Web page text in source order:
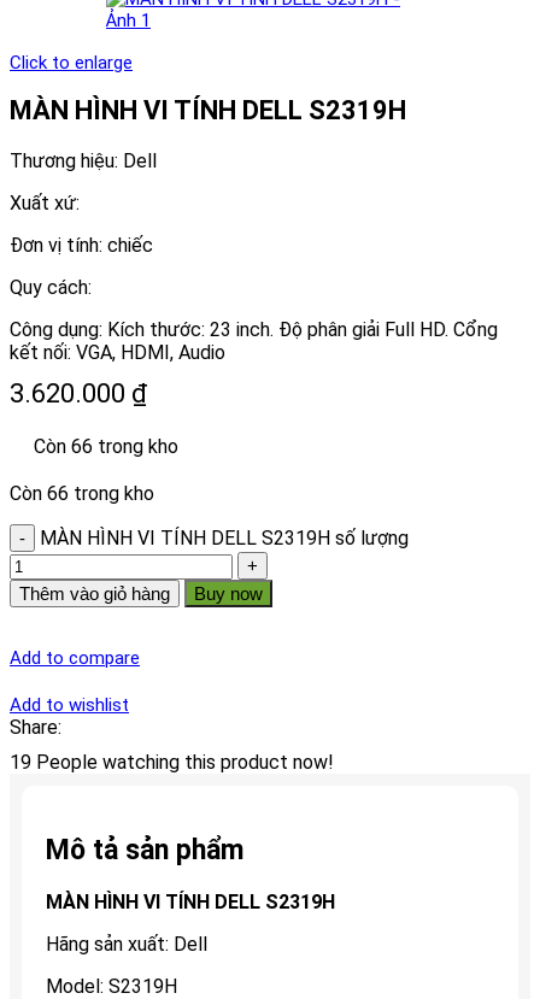
Click to enlarge
MÀN HÌNH VI TÍNH DELL S2319H
Thương hiệu: Dell
Xuất xứ:
Đơn vị tính: chiếc
Quy cách:
Công dụng: Kích thước: 23 inch. Độ phân giải Full HD. Cổng
kết nối: VGA, HDMI, Audio
3.620.000 ₫
Còn 66 trong kho
Còn 66 trong kho
MÀN HÌNH VI TÍNH DELL S2319H số lượng
Thêm vào giỏ hàng Buy now
Add to compare
Add to wishlist
Share:
19 People watching this product now!
Mô tả sản phẩm
MÀN HÌNH VI TÍNH DELL S2319H
Hãng sản xuất: Dell
Model: S2319H